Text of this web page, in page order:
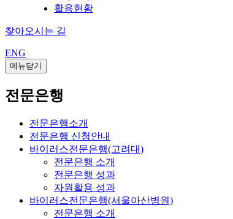
활용현황
찾아오시는 길
ENG
메뉴닫기
전문은행
전문은행소개
전문은행 신청안내
바이러스전문은행(고려대)
전문은행 소개
전문은행 성과
자원활용 성과
바이러스전문은행(서울아산병원)
전문은행 소개